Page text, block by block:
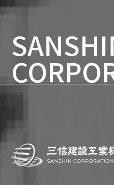
東京都台東区柳橋二丁目19番